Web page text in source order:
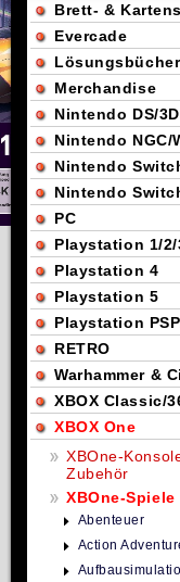
Brett- &
Evercade
Lösungsbücher
Merchandise
Nintendo DS/
Nintendo NGC/
Nintendo
Nintendo
PC
Playstation 1/2/
Playstation 4
Playstation 5
Playstation
RETRO
Warhammer &
XBOX Classic/
XBOX One
XBOne-
Zubehör
XBOne-Spiele
Abenteuer
Action